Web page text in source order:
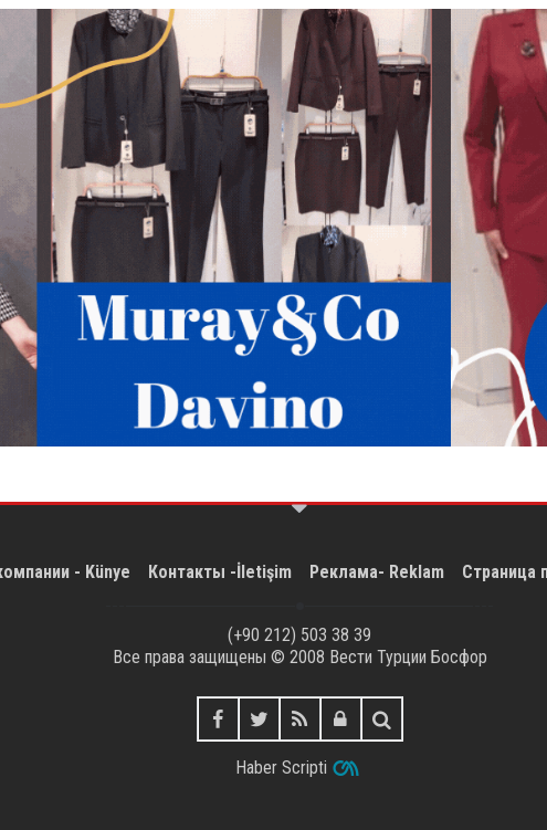
- Künye Контакты -İletişim Реклама- Reklam Страница
(+90 212) 503 38 39
Все права защищены © 2008 Вести Турции Босфор
Haber Scripti